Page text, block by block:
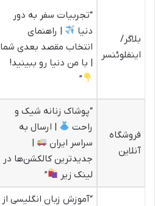
بلاگر/
اینفلوئنسر
“تجربیات سفر به دور
دنیا
| راهنمای
انتخاب مقصد بعدی شما
| با من دنیا رو ببینید!
”
فروشگاه
آنلاین
“پوشاک زنانه شیک و
راحت
| ارسال به
سراسر ایران
|
جدیدترین کالکشن‌ها در
لینک زیر
”
“آموزش زبان انگلیسی از